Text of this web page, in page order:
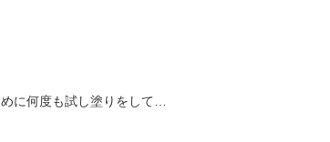
に何度も試し塗りをして…